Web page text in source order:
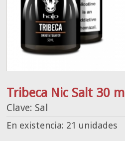
Tribeca Nic Salt 30 ml
Clave: Sal
En existencia: 21 unidades